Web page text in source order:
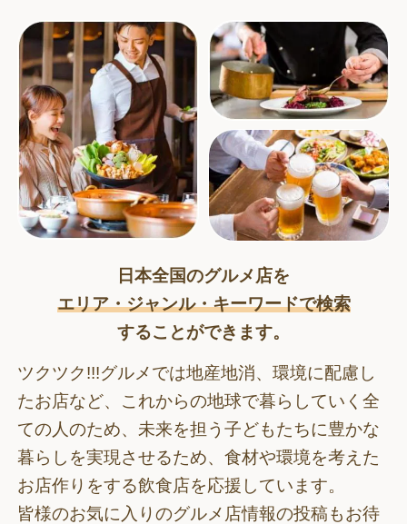
日本全国のグルメ店を
エリア・ジャンル・キーワードで検索
することができます。
ツクツク!!!グルメでは地産地消、環境に配慮し
たお店など、これからの地球で暮らしていく全
ての人のため、 未来を担う子どもたちに豊かな
暮らしを実現させるため、食材や環境を考えた
お店作りをする飲食店を応援しています。
皆様のお気に入りのグルメ店情報の投稿もお待